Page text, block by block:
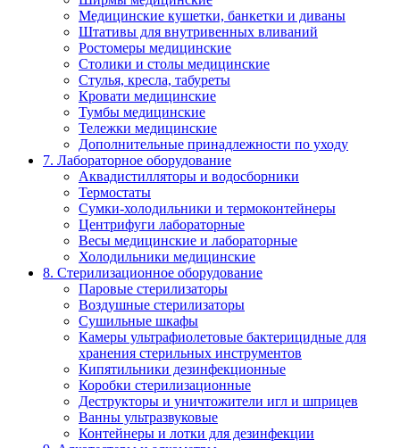
Медицинские кушетки, банкетки и диваны
Штативы для внутривенных вливаний
Ростомеры медицинские
Столики и столы медицинские
Стулья, кресла, табуреты
Кровати медицинские
Тумбы медицинские
Тележки медицинские
Дополнительные принадлежности по уходу
7. Лабораторное оборудование
Аквадистилляторы и водосборники
Термостаты
Сумки-холодильники и термоконтейнеры
Центрифуги лабораторные
Весы медицинские и лабораторные
Холодильники медицинские
8. Стерилизационное оборудование
Паровые стерилизаторы
Воздушные стерилизаторы
Сушильные шкафы
Камеры ультрафиолетовые бактерицидные для
хранения стерильных инструментов
Кипятильники дезинфекционные
Коробки стерилизационные
Деструкторы и уничтожители игл и шприцев
Ванны ультразвуковые
Контейнеры и лотки для дезинфекции